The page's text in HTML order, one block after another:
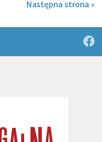
Następna strona »